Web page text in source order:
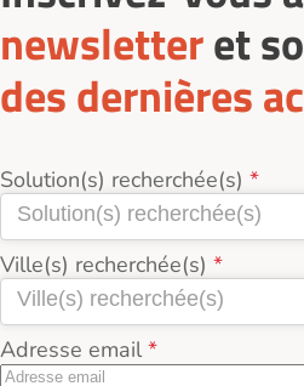
Parfois des services à la
repas, aide
Les services varient selon le
l’organisme gestionnaire.
newsletteret
des dernières
Solution(s) recherchée(s)
Ville(s) recherchée(s)
Adresse email